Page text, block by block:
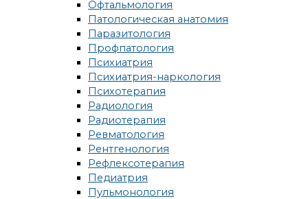
Офтальмология
Патологическая анатомия
Паразитология
Профпатология
Психиатрия
Психиатрия-наркология
Психотерапия
Радиология
Радиотерапия
Ревматология
Рентгенология
Рефлексотерапия
Педиатрия
Пульмонология